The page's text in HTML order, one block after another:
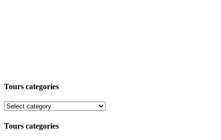
Tours categories
Tours categories